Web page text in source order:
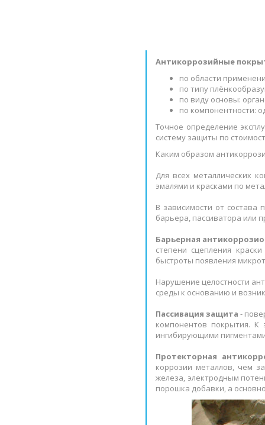
Антикоррозийные
по области
по типу
по виду основы:
по компонентности:
Точное определение
систему защиты по
Каким образом
Для всех металлических
эмалями и красками по
В зависимости от
барьера, пассиватора или
Барьерная
степени сцепления
быстроты появления
Нарушение целостности
среды к основанию и
Пассивация защита -
компонентов покрытия. К
ингибирующими
Протекторная
коррозии металлов, чем
железа, электродным
порошка добавки, а